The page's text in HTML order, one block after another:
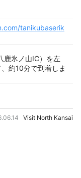
tanikubaserik
鹿氷ノ山IC）を左
約10分で到着しま
Visit North Kansai